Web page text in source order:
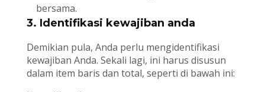
bersama.
3. Identifikasi kewajiban anda
Demikian pula, Anda perlu mengidentifikasi
kewajiban Anda. Sekali lagi, ini harus disusun
dalam item baris dan total, seperti di bawah ini: